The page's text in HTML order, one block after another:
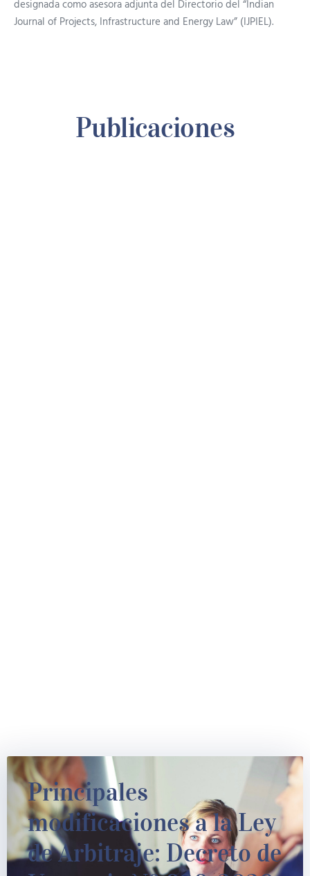
designada como asesora adjunta del Directorio del “Indian
Journal of Projects, Infrastructure and Energy Law” (IJPIEL).
Publicaciones
Principales
modificaciones a la Ley
de Arbitraje: Decreto de